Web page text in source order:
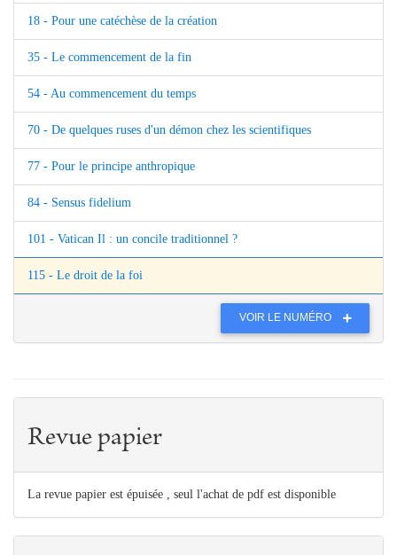
18 - Pour une catéchèse de la création
35 - Le commencement de la fin
54 - Au commencement du temps
70 - De quelques ruses d'un démon chez les scientifiques
77 - Pour le principe anthropique
84 - Sensus fidelium
101 - Vatican Il : un concile traditionnel ?
115 - Le droit de la foi
VOIR LE NUMÉRO
Revue papier
La revue papier est épuisée , seul l'achat de pdf est disponible